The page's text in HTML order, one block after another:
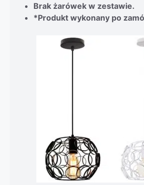
Brak żarówek w zestawie.
*Produkt wykonany po